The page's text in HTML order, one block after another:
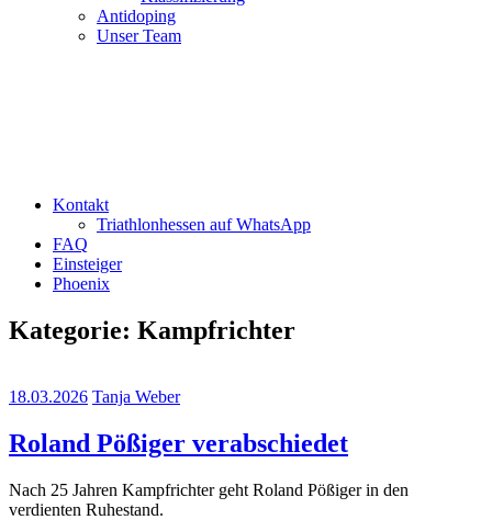
Antidoping
Unser Team
Kontakt
Triathlonhessen auf WhatsApp
FAQ
Einsteiger
Phoenix
Kategorie: Kampfrichter
18.03.2026 Tanja Weber
Roland Pößiger verabschiedet
Nach 25 Jahren Kampfrichter geht Roland Pößiger in den
verdienten Ruhestand.